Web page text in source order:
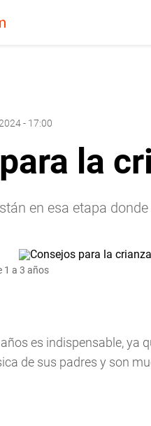
- 17:00
la
en esa etapa
1 a 3 años
es indispensable, ya
de sus padres y son